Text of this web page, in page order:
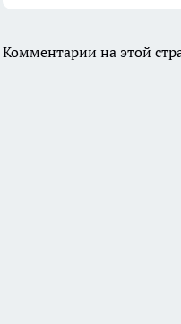
Комментарии на этой